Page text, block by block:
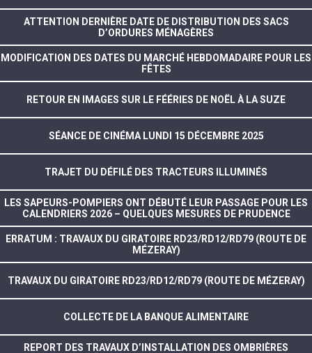
ATTENTION DERNIÈRE DATE DE DISTRIBUTION DES SACS
D’ORDURES MÉNAGÈRES
MODIFICATION DES DATES DU MARCHÉ HEBDOMADAIRE POUR LES
FÊTES
RETOUR EN IMAGES SUR LE FÉÉRIES DE NOËL À LA SUZE
SÉANCE DE CINÉMA LUNDI 15 DÉCEMBRE 2025
TRAJET DU DÉFILÉ DES TRACTEURS ILLUMINÉS
LES SAPEURS-POMPIERS ONT DÉBUTÉ LEUR PASSAGE POUR LES
CALENDRIERS 2026 – QUELQUES MESURES DE PRUDENCE
ERRATUM : TRAVAUX DU GIRATOIRE RD23/RD12/RD79 (ROUTE DE
MÉZERAY)
TRAVAUX DU GIRATOIRE RD23/RD12/RD79 (ROUTE DE MÉZERAY)
COLLECTE DE LA BANQUE ALIMENTAIRE
REPORT DES TRAVAUX D’INSTALLATION DES OMBRIÈRES